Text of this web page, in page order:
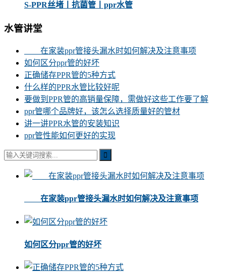
S-PPR丝堵丨抗菌管丨ppr水管
水管讲堂
在家装ppr管接头漏水时如何解决及注意事项
如何区分ppr管的好坏
正确储存PPR管的5种方式
什么样的PPR水管比较好呢
要做到PPR管的高销量保障，需做好这些工作要了解
ppr管哪个品牌好，该怎么选择质量好的管材
讲一讲PPR水管的安装知识
ppr管性能如何更好的实现
在家装ppr管接头漏水时如何解决及注意事项
如何区分ppr管的好坏